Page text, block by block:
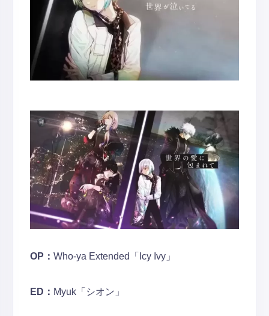
OP： Who-ya Extended「Icy Ivy」
ED： Myuk「シオン」